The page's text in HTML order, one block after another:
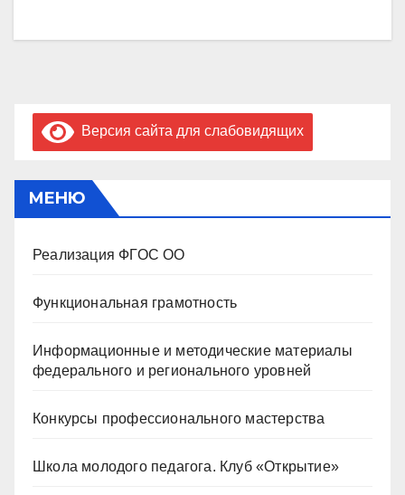
Версия сайта для слабовидящих
МЕНЮ
Реализация ФГОС ОО
Функциональная грамотность
Информационные и методические материалы
федерального и регионального уровней
Конкурсы профессионального мастерства
Школа молодого педагога. Клуб «Открытие»